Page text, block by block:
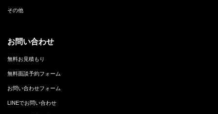
その他
お問い合わせ
無料お見積もり
無料面談予約フォーム
お問い合わせフォーム
LINEでお問い合わせ